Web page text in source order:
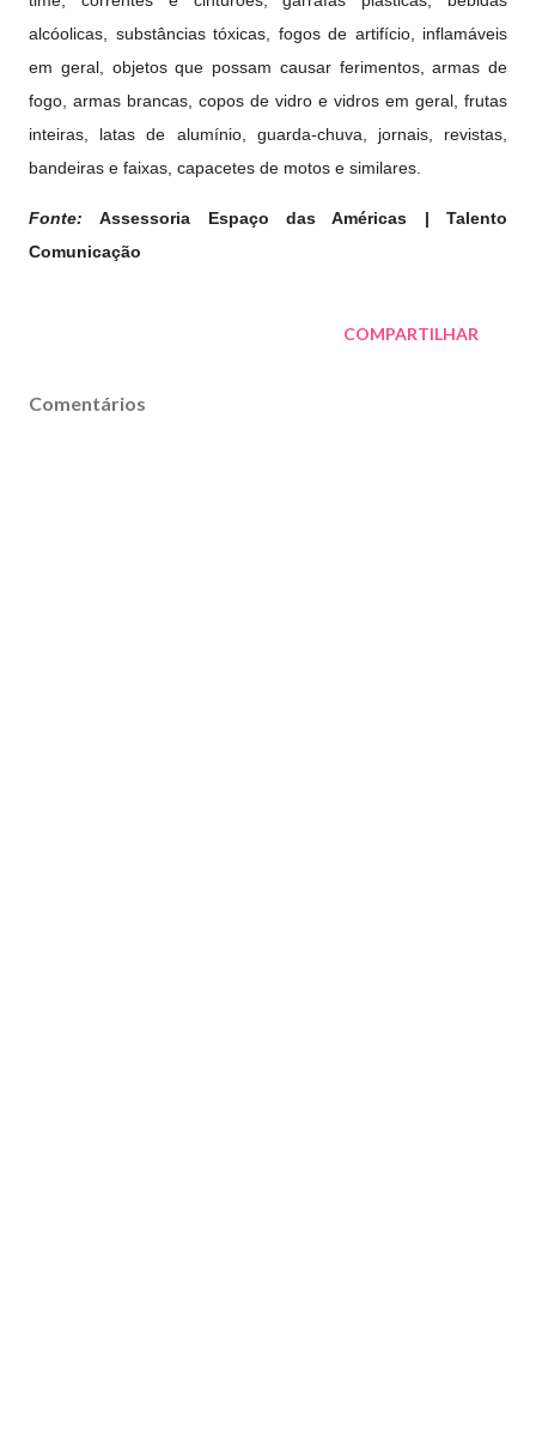
alcóolicas, substâncias tóxicas, fogos de artifício, inflamáveis
em geral, objetos que possam causar ferimentos, armas de
fogo, armas brancas, copos de vidro e vidros em geral, frutas
inteiras, latas de alumínio, guarda-chuva, jornais, revistas,
bandeiras e faixas, capacetes de motos e similares.
Fonte:Assessoria Espaço das Américas | Talento
Comunicação
COMPARTILHAR
Comentários